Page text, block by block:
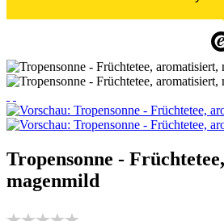
Tropensonne -
magenmild